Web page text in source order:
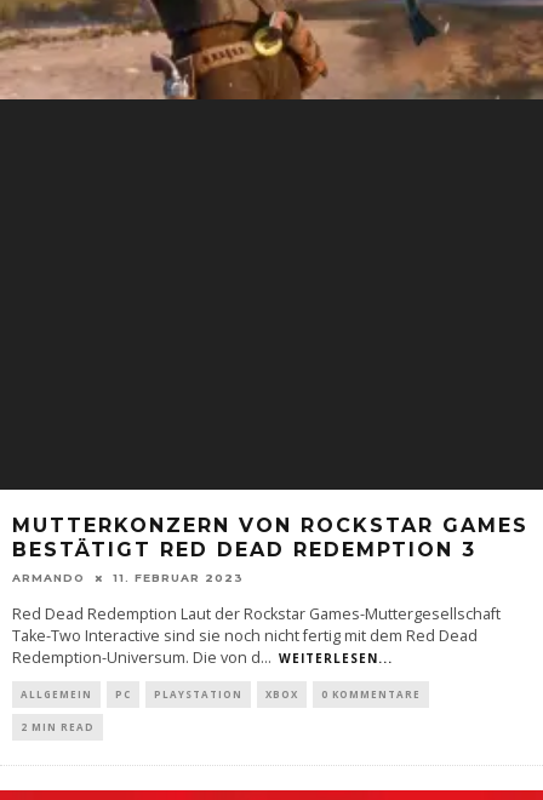
MUTTERKONZERN VON ROCKSTAR GAMES
BESTÄTIGT RED DEAD REDEMPTION 3
ARMANDO 11. FEBRUAR 2023
Red Dead Redemption Laut der Rockstar Games-Muttergesellschaft
Take-Two Interactive sind sie noch nicht fertig mit dem Red Dead
Redemption-Universum. Die von d... WEITERLESEN...
ALLGEMEIN PC PLAYSTATION XBOX 0 KOMMENTARE
2 MIN READ